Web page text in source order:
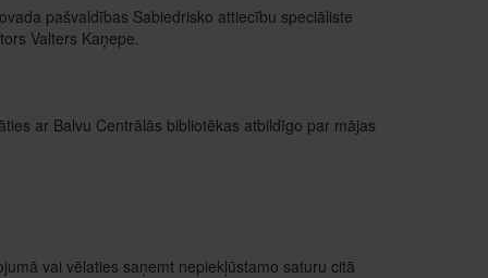
pašvaldības Sabiedrisko attiecību speciāliste
Valters Kaņepe.
ar Balvu Centrālās bibliotēkas atbildīgo par mājas
vai vēlaties saņemt nepiekļūstamo saturu citā